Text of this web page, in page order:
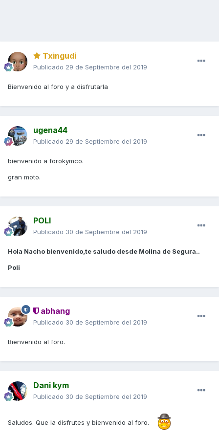
Txingudi
Publicado 29 de Septiembre del 2019
Bienvenido al foro y a disfrutarla
ugena44
Publicado 29 de Septiembre del 2019
bienvenido a forokymco.
gran moto.
POLI
Publicado 30 de Septiembre del 2019
Hola Nacho bienvenido,te saludo desde Molina de Segura..
Poli
abhang
Publicado 30 de Septiembre del 2019
Bienvenido al foro.
Dani kym
Publicado 30 de Septiembre del 2019
Saludos. Que la disfrutes y bienvenido al foro.